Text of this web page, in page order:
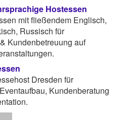
Hostessen
mit fließendem Englisch,
Russisch für
Kundenbetreuung auf
Dresden für
Kundenberatung